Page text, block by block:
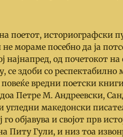
поетот, историографски
не мораме посебно да ја
најнапред, од почетокот
се здоби со
повеќе вредни поетски
Петре М. Андреевски,
угледни македонски
го објавува и својот прв
Питу Гули, и низ тоа